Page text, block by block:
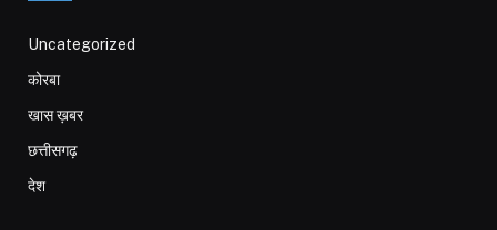
Uncategorized
कोरबा
खास ख़बर
छत्तीसगढ़
देश